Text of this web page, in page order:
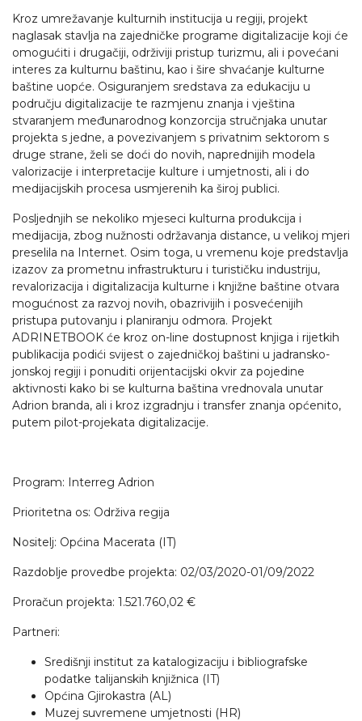
Kroz umrežavanje kulturnih institucija u regiji, projekt
naglasak stavlja na zajedničke programe digitalizacije koji će
omogućiti i drugačiji, održiviji pristup turizmu, ali i povećani
interes za kulturnu baštinu, kao i šire shvaćanje kulturne
baštine uopće. Osiguranjem sredstava za edukaciju u
području digitalizacije te razmjenu znanja i vještina
stvaranjem međunarodnog konzorcija stručnjaka unutar
projekta s jedne, a povezivanjem s privatnim sektorom s
druge strane, želi se doći do novih, naprednijih modela
valorizacije i interpretacije kulture i umjetnosti, ali i do
medijacijskih procesa usmjerenih ka široj publici.
Posljednjih se nekoliko mjeseci kulturna produkcija i
medijacija, zbog nužnosti održavanja distance, u velikoj mjeri
preselila na Internet. Osim toga, u vremenu koje predstavlja
izazov za prometnu infrastrukturu i turističku industriju,
revalorizacija i digitalizacija kulturne i knjižne baštine otvara
mogućnost za razvoj novih, obazrivijih i posvećenijih
pristupa putovanju i planiranju odmora. Projekt
ADRINETBOOK će kroz on-line dostupnost knjiga i rijetkih
publikacija podići svijest o zajedničkoj baštini u jadransko-
jonskoj regiji i ponuditi orijentacijski okvir za pojedine
aktivnosti kako bi se kulturna baština vrednovala unutar
Adrion branda, ali i kroz izgradnju i transfer znanja općenito,
putem pilot-projekata digitalizacije.
Program: Interreg Adrion
Prioritetna os: Održiva regija
Nositelj: Općina Macerata (IT)
Razdoblje provedbe projekta: 02/03/2020-01/09/2022
Proračun projekta: 1.521.760,02 €
Partneri:
Središnji institut za katalogizaciju i bibliografske
podatke talijanskih knjižnica (IT)
Općina Gjirokastra (AL)
Muzej suvremene umjetnosti (HR)